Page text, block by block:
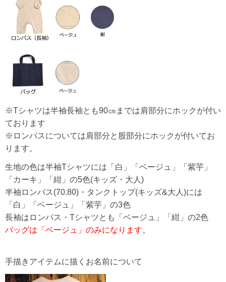
※Tシャツは半袖長袖とも90㎝までは肩部分にホックが付い
ております
※ロンパスについては肩部分と股部分にホックが付いてお
ります。
生地の色は半袖Tシャツには「白」「ベージュ」「紫芋」
「カーキ」「紺」の5色(キッズ・大人)
半袖ロンパス(70.80)・タンクトップ(キッズ&大人)には
「白」「ベージュ」「紫芋」の3色
長袖はロンパス・Tシャツとも「ベージュ」「紺」の2色
バッグは「ベージュ」のみになります。
手描きアイテムに描くお名前について